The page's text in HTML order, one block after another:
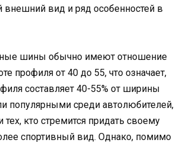
внешний вид и ряд особенностей в
шины обычно имеют отношение
профиля от 40 до 55, что означает,
составляет 40-55% от ширины
популярными среди автолюбителей,
тех, кто стремится придать своему
спортивный вид. Однако, помимо